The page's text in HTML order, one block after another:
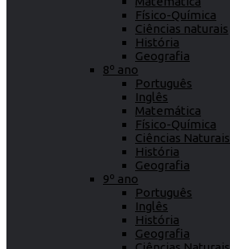
Físico-Química
Ciências naturais
História
Geografia
8º ano
Português
Inglês
Matemática
Físico-Química
Ciências Naturais
História
Geografia
9º ano
Português
Inglês
História
Geografia